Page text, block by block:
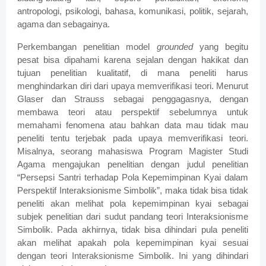
antropologi, psikologi, bahasa, komunikasi, politik, sejarah,
agama dan sebagainya.
Perkembangan penelitian model grounded yang begitu
pesat bisa dipahami karena sejalan dengan hakikat dan
tujuan penelitian kualitatif, di mana peneliti harus
menghindarkan diri dari upaya memverifikasi teori. Menurut
Glaser dan Strauss sebagai penggagasnya, dengan
membawa teori atau perspektif sebelumnya untuk
memahami fenomena atau bahkan data mau tidak mau
peneliti tentu terjebak pada upaya memverifikasi teori.
Misalnya, seorang mahasiswa Program Magister Studi
Agama mengajukan penelitian dengan judul penelitian
“Persepsi Santri terhadap Pola Kepemimpinan Kyai dalam
Perspektif Interaksionisme Simbolik”, maka tidak bisa tidak
peneliti akan melihat pola kepemimpinan kyai sebagai
subjek penelitian dari sudut pandang teori Interaksionisme
Simbolik. Pada akhirnya, tidak bisa dihindari pula peneliti
akan melihat apakah pola kepemimpinan kyai sesuai
dengan teori Interaksionisme Simbolik. Ini yang dihindari